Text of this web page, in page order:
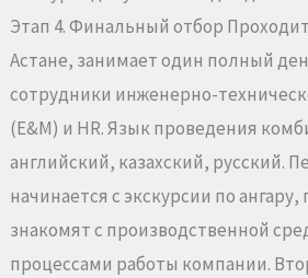
Этап 4. Финальный отбор
Астане, занимает один полный
сотрудники инженерно-
(E&M) и HR. Язык проведения
английский, казахский, русский.
начинается с экскурсии по ангару,
знакомят с производственной
процессами работы компании.